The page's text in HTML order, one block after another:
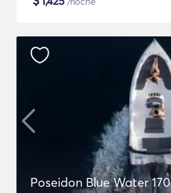
Poseidon Blue Water 170